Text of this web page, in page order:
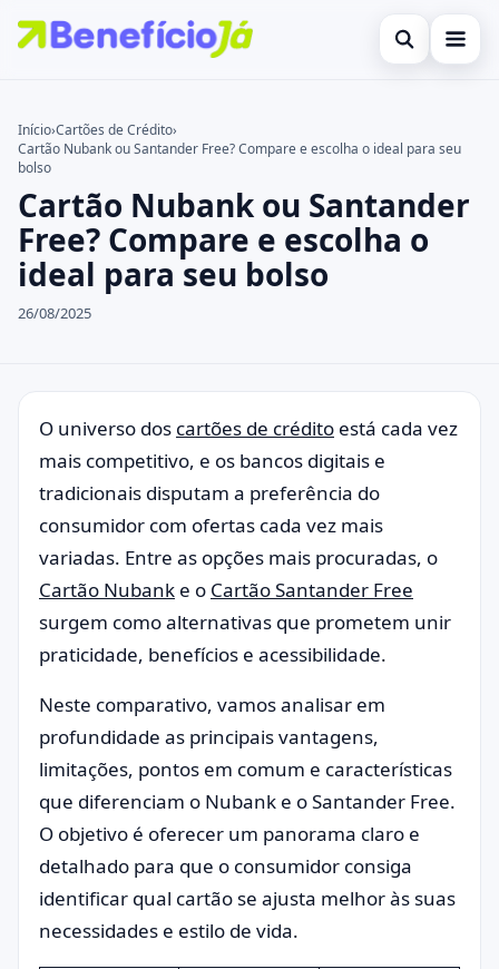
Abrir busca
Cartões de Crédito
Benefícios
Atualidades Econômicas
Legal
Buscar no site
Buscar por:
Pressione Enter para buscar ou ESC para fechar.
Início›Cartões de Crédito›
Cartão Nubank ou Santander Free? Compare e escolha o ideal para seu
bolso
Cartão Nubank ou Santander
Free? Compare e escolha o
ideal para seu bolso
26/08/2025
O universo dos cartões de crédito está cada vez
mais competitivo, e os bancos digitais e
tradicionais disputam a preferência do
consumidor com ofertas cada vez mais
variadas. Entre as opções mais procuradas, o
Cartão Nubank e o Cartão Santander Free
surgem como alternativas que prometem unir
praticidade, benefícios e acessibilidade.
Neste comparativo, vamos analisar em
profundidade as principais vantagens,
limitações, pontos em comum e características
que diferenciam o Nubank e o Santander Free.
O objetivo é oferecer um panorama claro e
detalhado para que o consumidor consiga
identificar qual cartão se ajusta melhor às suas
necessidades e estilo de vida.